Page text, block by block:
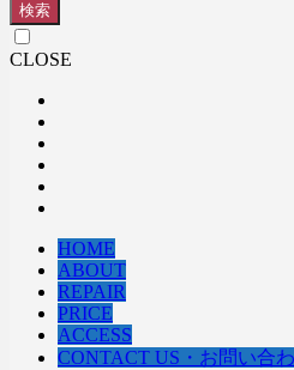
検索
CLOSE
HOME
ABOUT
REPAIR
PRICE
ACCESS
CONTACT US・お問い合